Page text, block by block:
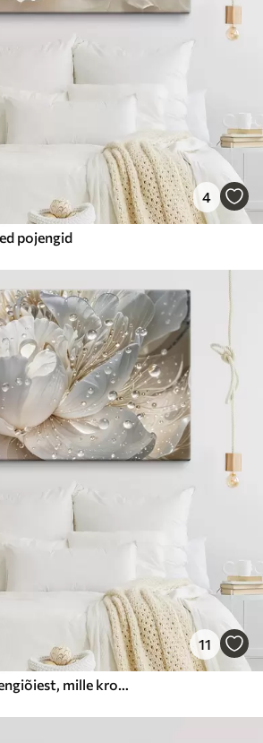
4
pojengid
11
Lähivõte valgest pojengiõiest, mille kroonlehtedel on veepiisad, hägusel taustal